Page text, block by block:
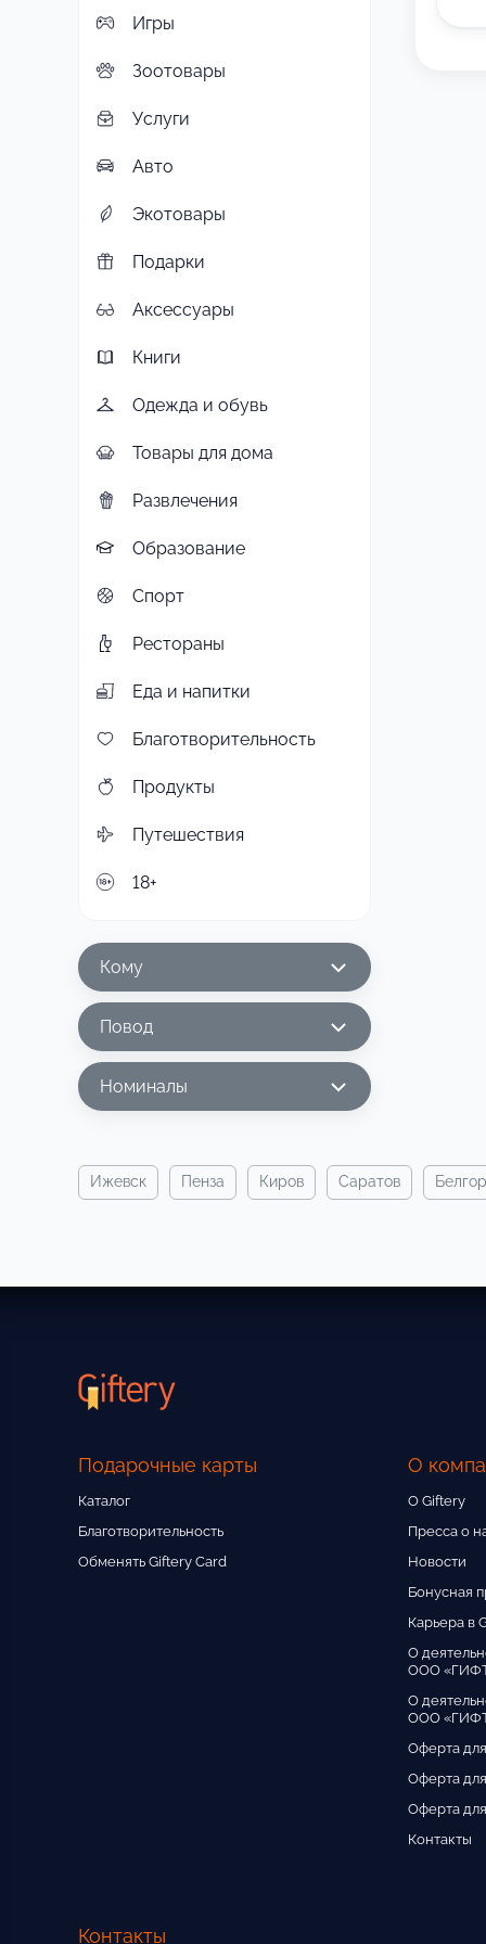
Игры
Зоотовары
Услуги
Авто
Экотовары
Подарки
Аксессуары
Книги
Одежда и обувь
Товары для дома
Развлечения
Образование
Спорт
Рестораны
Еда и напитки
Благотворительность
Продукты
Путешествия
18+
Кому
Повод
Номиналы
ижевск пенза киров саратов
Подарочные карты
Каталог
Благотворительность
Обменять Giftery Card
О
О Giftery
Пресса о
Новости
Бонусная
Карьера в
О
ООО
О
ООО
Оферта
Оферта
Оферта
Контакты
Контакты